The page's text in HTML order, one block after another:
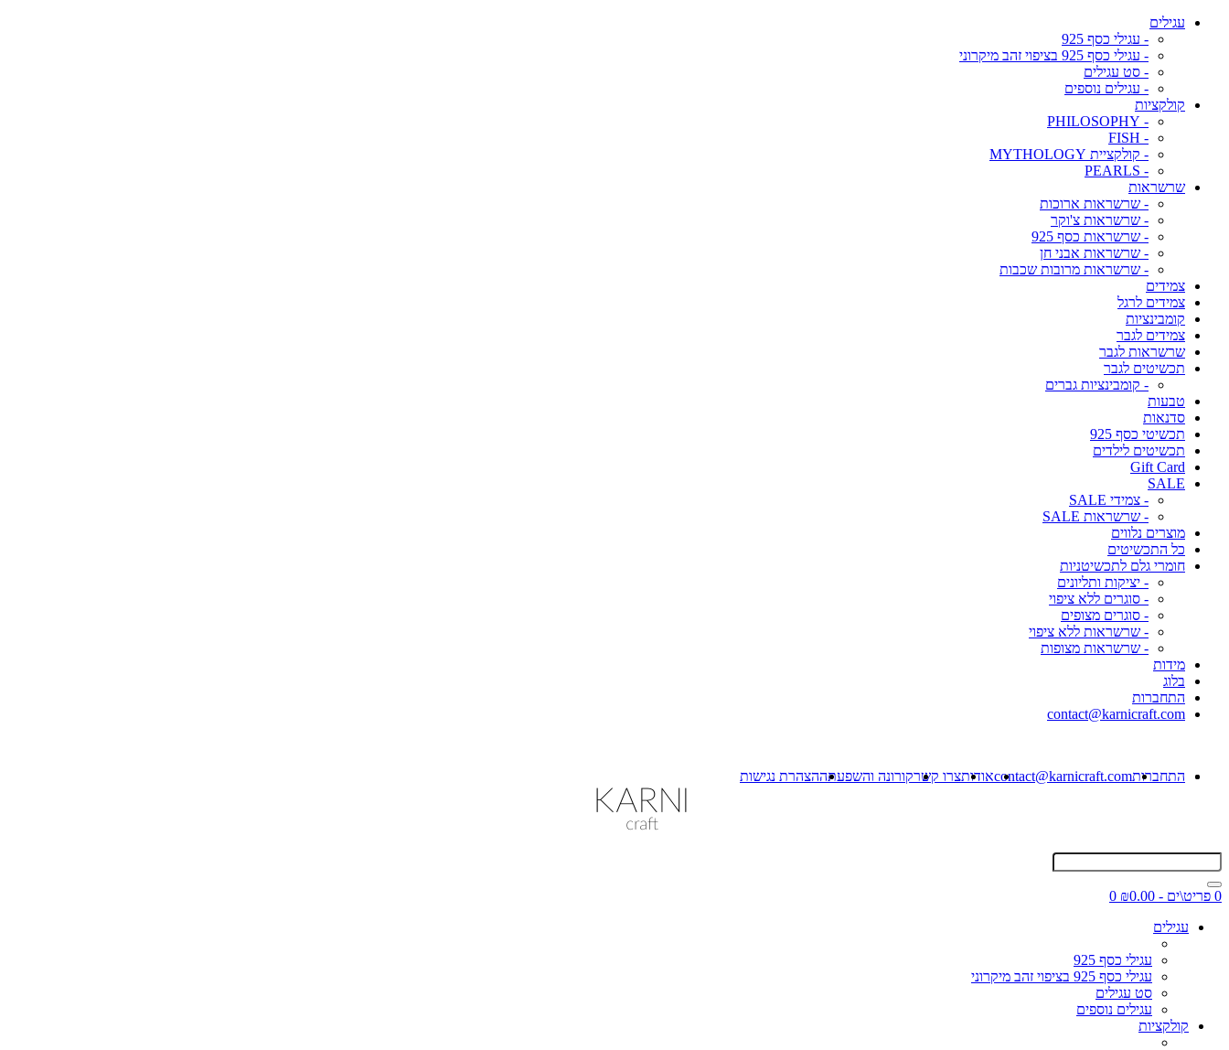
עגילים
- עגילי כסף 925
- עגילי כסף 925 בציפוי זהב מיקרוני
- סט עגילים
- עגילים נוספים
קולקציות
- PHILOSOPHY
- FISH
- קולקציית MYTHOLOGY
- PEARLS
שרשראות
- שרשראות ארוכות
- שרשראות צ'וקר
- שרשראות כסף 925
- שרשראות אבני חן
- שרשראות מרובות שכבות
צמידים
צמידים לרגל
קומבינציות
צמידים לגבר
שרשראות לגבר
תכשיטים לגבר
- קומבינציות גברים
טבעות
סדנאות
תכשיטי כסף 925
תכשיטים לילדים
Gift Card
SALE
- צמידי SALE
- שרשראות SALE
מוצרים נלווים
כל התכשיטים
חומרי גלם לתכשיטניות
- יציקות ותליונים
- סוגרים ללא ציפוי
- סוגרים מצופים
- שרשראות ללא ציפוי
- שרשראות מצופות
מידות
בלוג
התחברות
contact@karnicraft.com
התחברותcontact@karnicraft.comאודותצרו קשרקורונה והשפעתההצהרת נגישות
0 פריט\ים - ₪0.00
0
עגילים
עגילי כסף 925
עגילי כסף 925 בציפוי זהב מיקרוני
סט עגילים
עגילים נוספים
קולקציות